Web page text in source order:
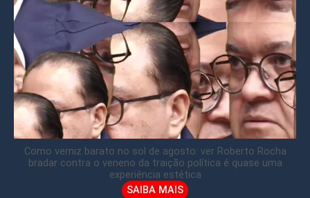
Como verniz barato no sol de agosto: ver Roberto Rocha
bradar contra o veneno da traição política é quase uma
experiência estética
SAIBA MAIS